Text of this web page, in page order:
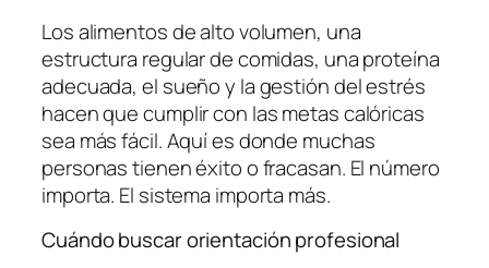
Los alimentos de alto volumen, una
estructura regular de comidas, una proteína
adecuada, el sueño y la gestión del estrés
hacen que cumplir con las metas calóricas
sea más fácil. Aquí es donde muchas
personas tienen éxito o fracasan. El número
importa. El sistema importa más.
Cuándo buscar orientación profesional